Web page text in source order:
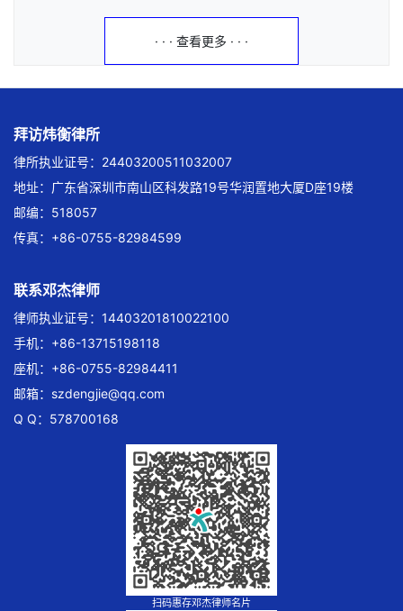
· · · 查看更多 · · ·
拜访炜衡律所
律所执业证号：24403200511032007
地址：广东省深圳市南山区科发路19号华润置地大厦D座19楼
邮编：518057
传真：+86-0755-82984599
联系邓杰律师
律师执业证号：14403201810022100
手机：+86-13715198118
座机：+86-0755-82984411
邮箱： szdengjie@qq.com
Q Q：578700168
扫码惠存邓杰律师名片